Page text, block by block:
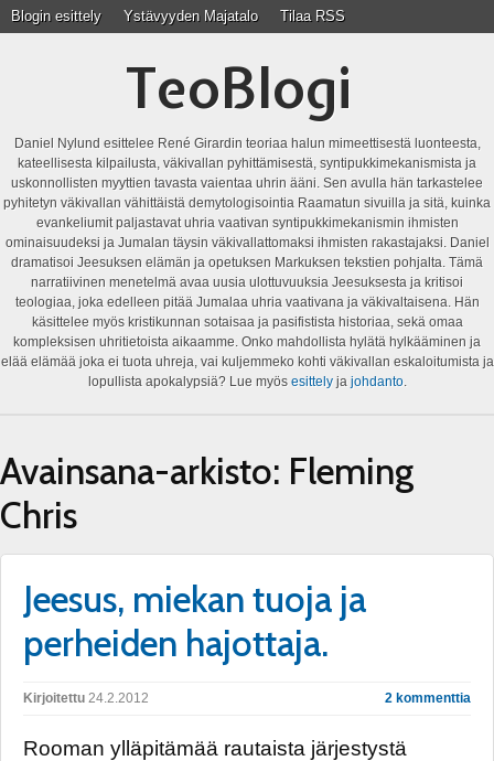
Blogin esittely Ystävyyden Majatalo Tilaa RSS
TeoBlogi
Daniel Nylund esittelee René Girardin teoriaa halun mimeettisestä luonteesta,
kateellisesta kilpailusta, väkivallan pyhittämisestä, syntipukkimekanismista ja
uskonnollisten myyttien tavasta vaientaa uhrin ääni. Sen avulla hän tarkastelee
pyhitetyn väkivallan vähittäistä demytologisointia Raamatun sivuilla ja sitä, kuinka
evankeliumit paljastavat uhria vaativan syntipukkimekanismin ihmisten
ominaisuudeksi ja Jumalan täysin väkivallattomaksi ihmisten rakastajaksi. Daniel
dramatisoi Jeesuksen elämän ja opetuksen Markuksen tekstien pohjalta. Tämä
narratiivinen menetelmä avaa uusia ulottuvuuksia Jeesuksesta ja kritisoi
teologiaa, joka edelleen pitää Jumalaa uhria vaativana ja väkivaltaisena. Hän
käsittelee myös kristikunnan sotaisaa ja pasifistista historiaa, sekä omaa
kompleksisen uhritietoista aikaamme. Onko mahdollista hylätä hylkääminen ja
elää elämää joka ei tuota uhreja, vai kuljemmeko kohti väkivallan eskaloitumista ja
lopullista apokalypsiä? Lue myös esittelyja johdanto.
Avainsana-arkisto: Fleming
Chris
Jeesus, miekan tuoja ja
perheiden hajottaja.
Kirjoitettu 24.2.2012 2 kommenttia
Rooman ylläpitämää rautaista järjestystä